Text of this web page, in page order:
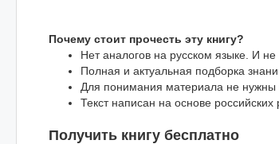
Почему стоит прочесть эту книгу?
Нет аналогов на русском языке. И
Полная и актуальная подборка
Для понимания материала не нужны
Текст написан на основе российских
Получить книгу бесплатно